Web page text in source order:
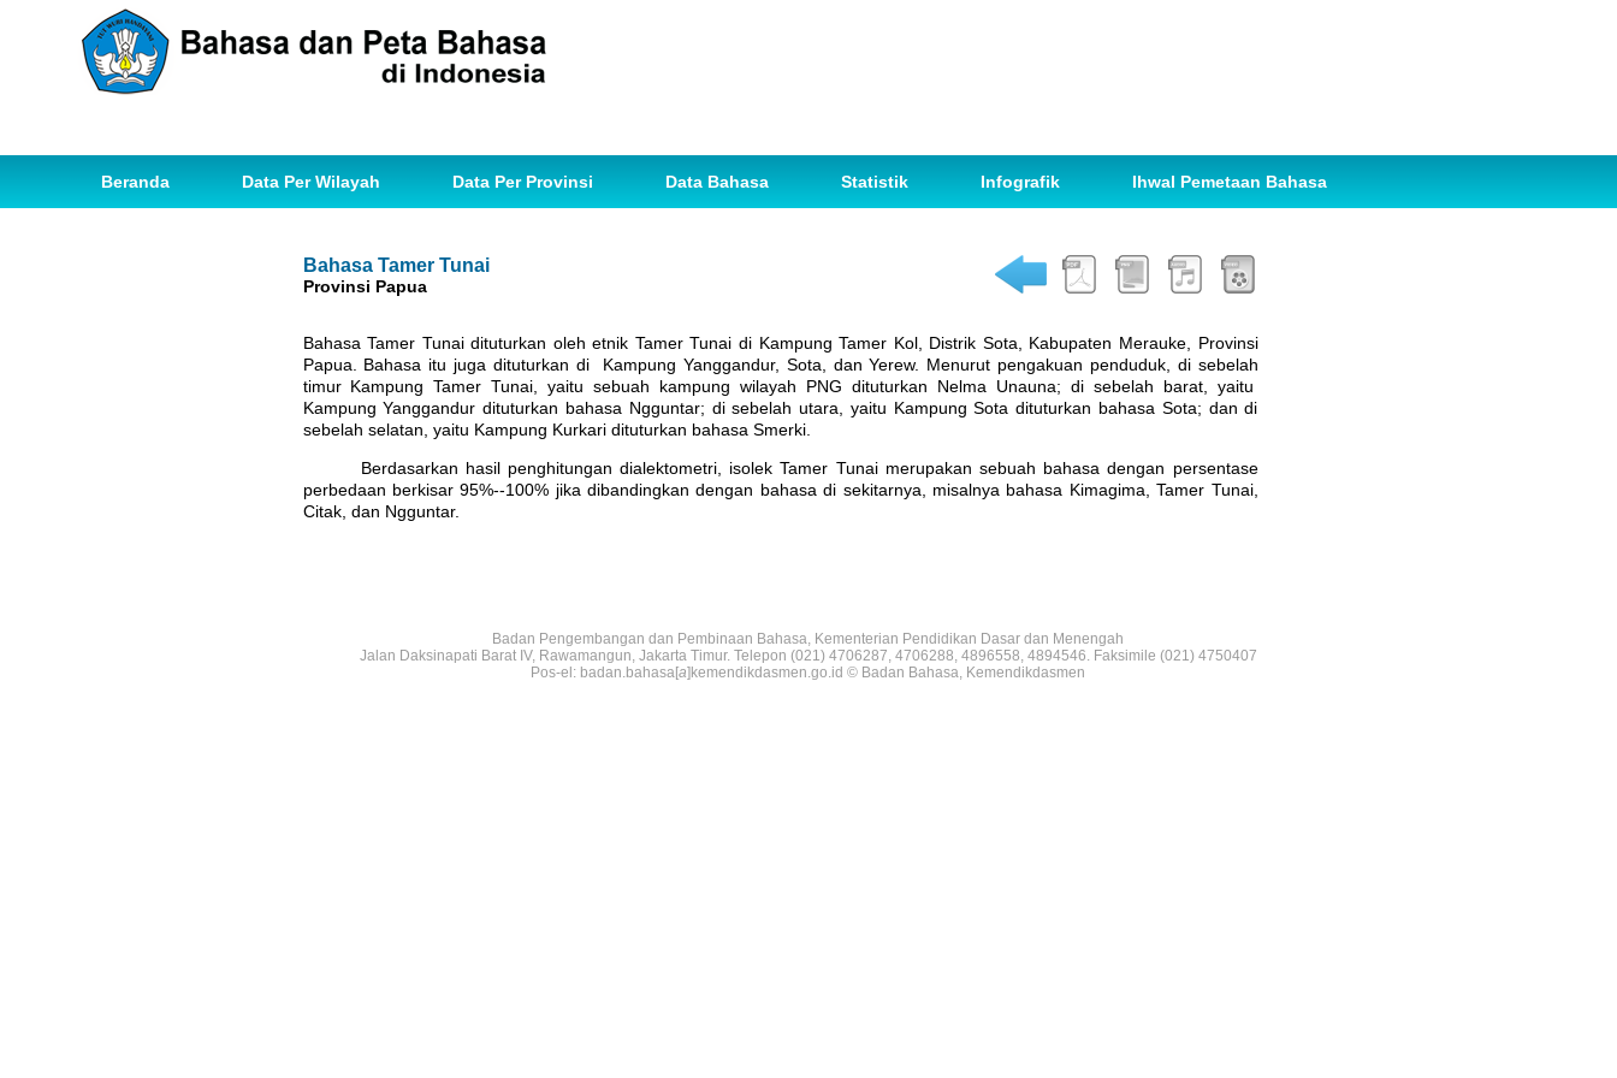
Beranda Data Per Wilayah Data Per Provinsi Data Bahasa Statistik Infografik Ihwal Pemetaan Bahasa
Bahasa Tamer Tunai
Provinsi Papua
Bahasa Tamer Tunai dituturkan oleh etnik Tamer Tunai di Kampung Tamer Kol, Distrik Sota, Kabupaten Merauke, Provinsi
Papua. Bahasa itu juga dituturkan di Kampung Yanggandur, Sota, dan Yerew. Menurut pengakuan penduduk, di sebelah
timur Kampung Tamer Tunai, yaitu sebuah kampung wilayah PNG dituturkan Nelma Unauna; di sebelah barat, yaitu
Kampung Yanggandur dituturkan bahasa Ngguntar; di sebelah utara, yaitu Kampung Sota dituturkan bahasa Sota; dan di
sebelah selatan, yaitu Kampung Kurkari dituturkan bahasa Smerki.
Berdasarkan hasil penghitungan dialektometri, isolek Tamer Tunai merupakan sebuah bahasa dengan persentase
perbedaan berkisar 95%--100% jika dibandingkan dengan bahasa di sekitarnya, misalnya bahasa Kimagima, Tamer Tunai,
Citak, dan Ngguntar.
Badan Pengembangan dan Pembinaan Bahasa, Kementerian Pendidikan Dasar dan Menengah
Jalan Daksinapati Barat IV, Rawamangun, Jakarta Timur. Telepon (021) 4706287, 4706288, 4896558, 4894546. Faksimile (021) 4750407
Pos-el: badan.bahasa[a]kemendikdasmen.go.id © Badan Bahasa, Kemendikdasmen